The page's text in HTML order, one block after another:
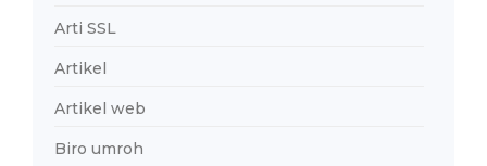
Arti SSL
Artikel
Artikel web
Biro umroh